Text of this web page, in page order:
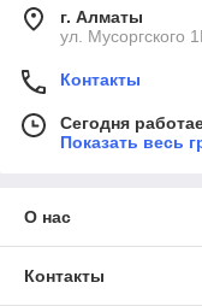
г. Алматы
ул. Мусоргского
Контакты
Сегодня
Показать весь
О нас
Контакты